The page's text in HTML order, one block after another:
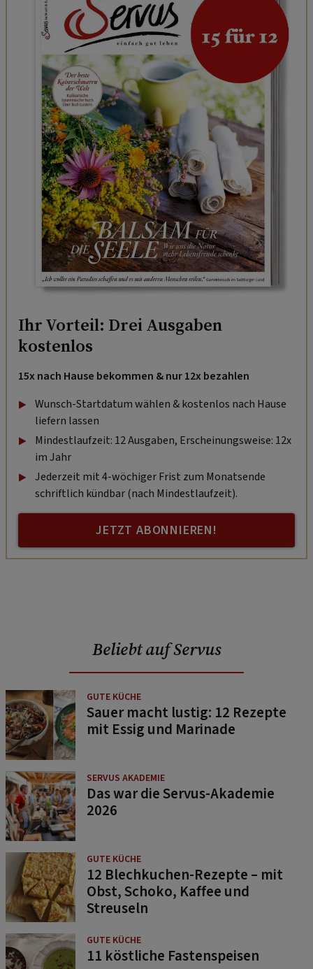
Ihr Vorteil: Drei Ausgaben
kostenlos
15x nach Hause bekommen & nur 12x bezahlen
Wunsch-Startdatum wählen & kostenlos nach Hause
liefern lassen
Mindestlaufzeit: 12 Ausgaben, Erscheinungsweise: 12x
im Jahr
Jederzeit mit 4-wöchiger Frist zum Monatsende
schriftlich kündbar (nach Mindestlaufzeit).
JETZT ABONNIEREN!
Beliebt auf Servus
GUTE KÜCHE
Sauer macht lustig: 12 Rezepte
mit Essig und Marinade
SERVUS AKADEMIE
Das war die Servus-Akademie
2026
GUTE KÜCHE
12 Blechkuchen-Rezepte – mit
Obst, Schoko, Kaffee und
Streuseln
GUTE KÜCHE
11 köstliche Fastenspeisen